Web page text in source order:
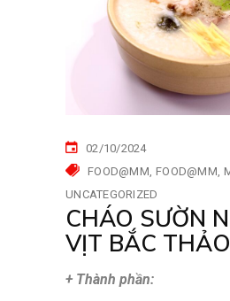
02/10/2024
FOOD@MM FOOD@MM
UNCATEGORIZED
CHÁO SƯỜN
VỊT BẮC THẢO
+ Thành phần: